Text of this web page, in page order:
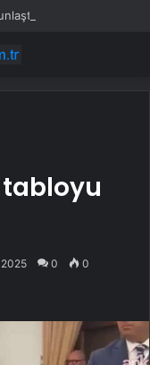
tabloyu
2025 0 0